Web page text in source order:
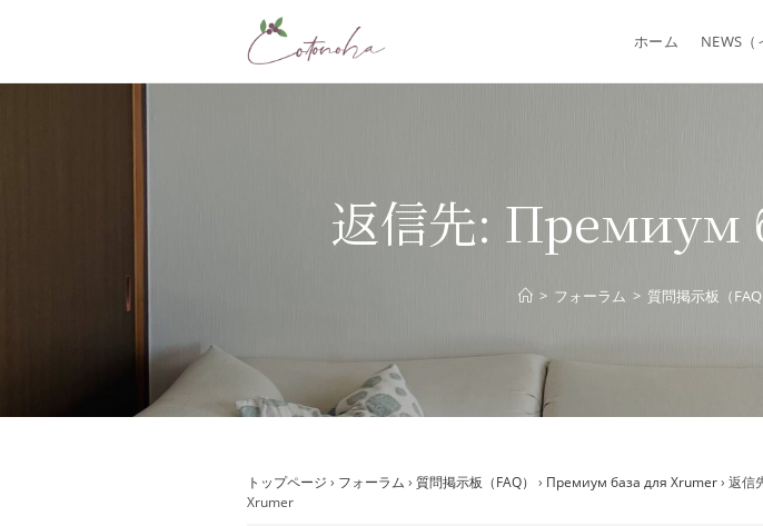
ホーム NEWS（
返信先: Премиум
> フォーラム > 質問掲示板（FAQ
トップページ › フォーラム › 質問掲示板（FAQ） › Премиум база для Xrumer› 返信
Xrumer